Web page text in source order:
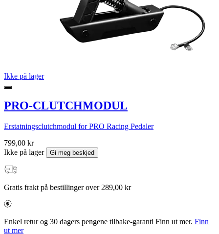
Ikke på lager
PRO-CLUTCHMODUL
Erstatningsclutchmodul for PRO Racing Pedaler
799,00 kr
Ikke på lager
Gi meg beskjed
Gratis frakt på bestillinger over 289,00 kr
Enkel retur og 30 dagers pengene tilbake-garanti Finn ut mer. Finn
ut mer